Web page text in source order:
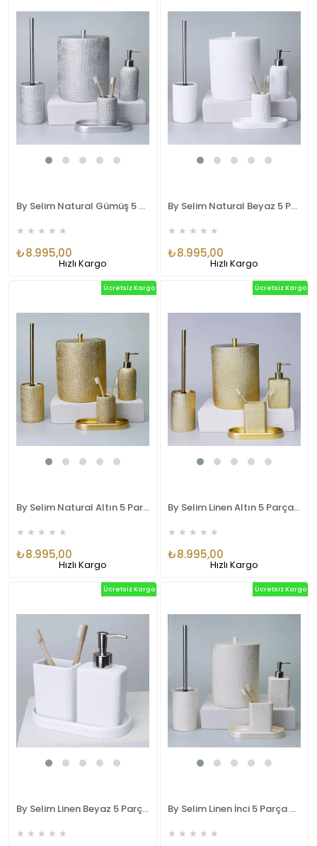
By Selim Natural Gümüş 5 Parça Polyester Banyo Seti
★ ★ ★ ★ ★
₺8.995,00
Hızlı Kargo
By Selim Natural Beyaz 5 Parça Polyester Banyo Seti
★ ★ ★ ★ ★
₺8.995,00
Hızlı Kargo
By Selim Natural Altın 5 Parça Polyester Banyo Seti
★ ★ ★ ★ ★
₺8.995,00
Ücretsiz Kargo
Hızlı Kargo
By Selim Linen Altın 5 Parça Polyester Banyo Seti
★ ★ ★ ★ ★
₺8.995,00
Ücretsiz Kargo
Hızlı Kargo
By Selim Linen Beyaz 5 Parça Polyester Banyo Seti
★ ★ ★ ★ ★
Ücretsiz Kargo
By Selim Linen İnci 5 Parça Polyester Banyo Seti
★ ★ ★ ★ ★
Ücretsiz Kargo